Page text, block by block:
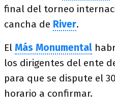
final del torneo
cancha de River.
El Más Monumental
los dirigentes del ente
para que se dispute el
horario a confirmar.